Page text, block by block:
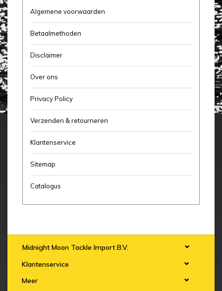
Algemene voorwaarden
Betaalmethoden
Disclaimer
Over ons
Privacy Policy
Verzenden & retourneren
Klantenservice
Sitemap
Catalogus
Midnight Moon Tackle Import B.V.
Klantenservice
Meer